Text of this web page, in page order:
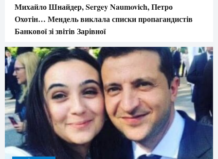
Михайло Шнайдер, Sergey Naumovich, Петро
Охотін… Мендель виклала списки пропагандистів
Банкової зі звітів Зарівної